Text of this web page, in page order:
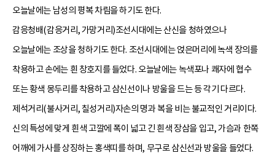
오늘날에는 남성의 평복 차림을 하기도 한다.
감응청배(감응거리, 가망거리)조선시대에는 산신을 청하였으나
오늘날에는 조상을 청하기도 한다. 조선시대에는얹은머리 에 녹색 장의를
착용하고 손에는 흰 창호지를 들었다. 오늘날에는 녹색포나 쾌자에 협수
또는 황색 몽두리를 착용하고 삼신선이나 방울을 드는 등 각기 다르다.
제석거리(불사거리, 칠성거리)자손의 명과 복을 비는 불교적인 거리이다.
신의 특성에 맞게 흰색 고깔에 폭이 넓고 긴 흰색 장삼을 입고, 가슴과 한쪽
어깨에 가사를 상징하는 홍색띠를 하며, 무구로 삼신선과 방울을 들었다.